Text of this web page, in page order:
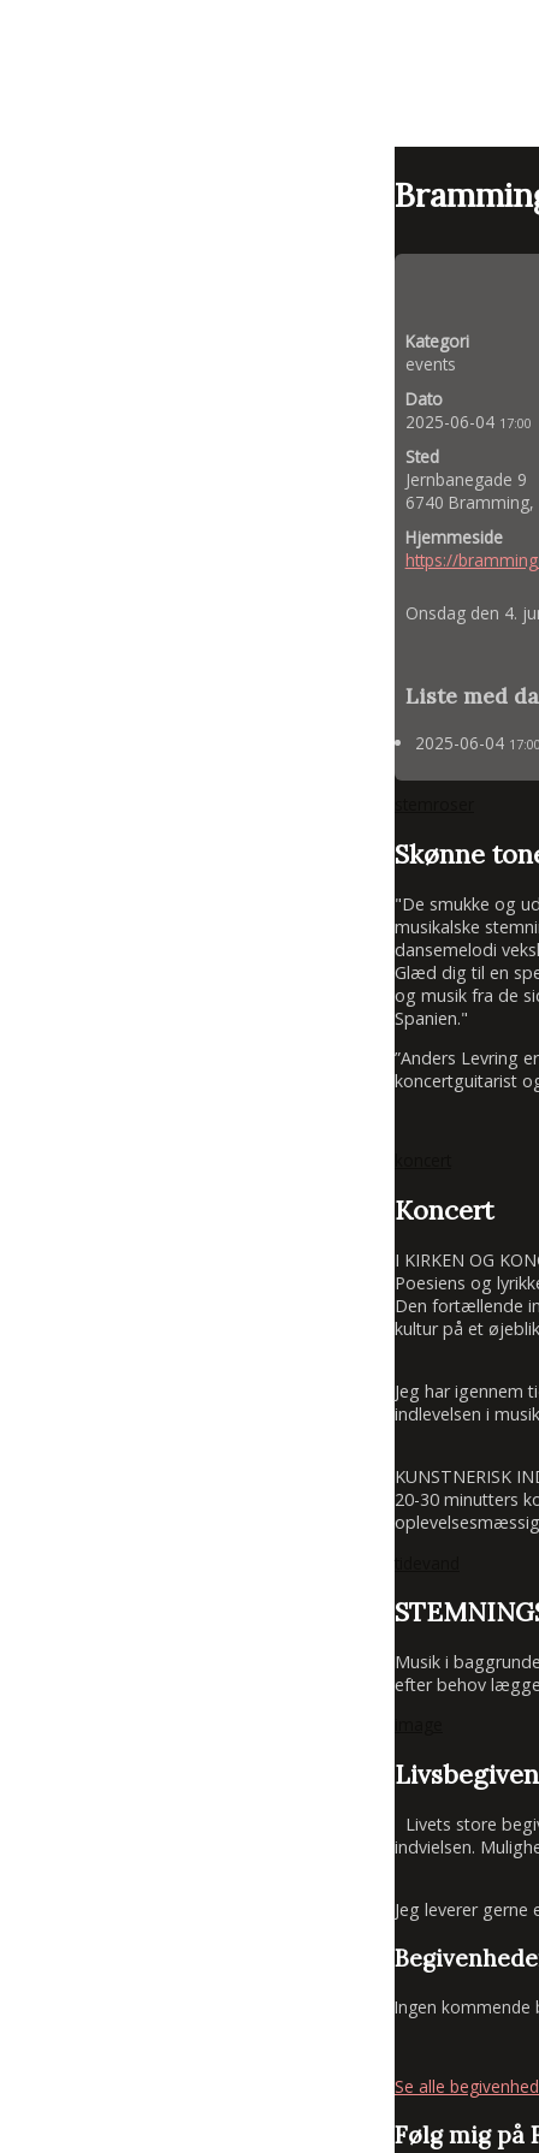
Kategori
events
Dato
2025-06-04 17:00
Sted
Jernbanegade 9
6740
Hjemmeside
https://
Onsdag den 4.
Liste med
2025-06-04
Skønne
"De smukke og
musikalske
dansemelodi
Glæd dig til en
og musik fra de
Spanien."
”Anders Levring
koncertguitarist
Koncert
I KIRKEN OG
Poesiens og
Den fortællende
kultur på et
Jeg har
indlevelsen i
KUNSTNERISK
20-30 minutters
Musik i
efter behov
Livets store
indvielsen.
Jeg leverer
Ingen kommende
Se alle
Følg mig på